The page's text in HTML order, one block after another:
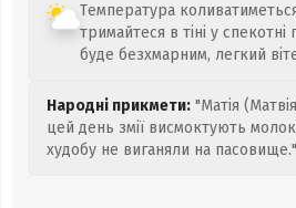
Температура коливатиметься
тримайтеся в тіні у
буде безхмарним, легкий
Народні прикмети: "Матія
цей день змії висмоктують
худобу не виганяли на пасовище."